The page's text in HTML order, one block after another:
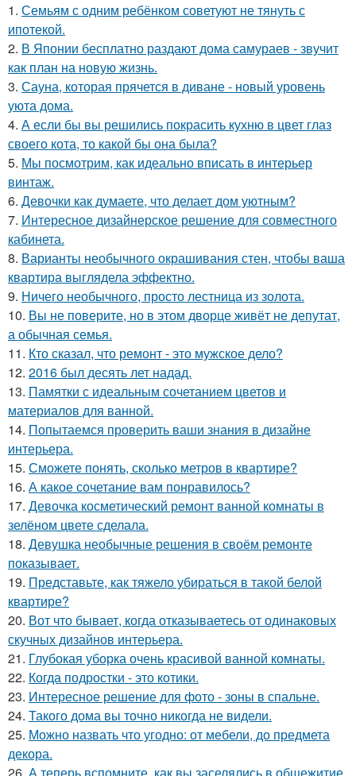
1. Семьям с одним ребёнком советуют не тянуть с
ипотекой.
2. В Японии бесплатно раздают дома самураев - звучит
как план на новую жизнь.
3. Сауна, которая прячется в диване - новый уровень
уюта дома.
4. А если бы вы решились покрасить кухню в цвет глаз
своего кота, то какой бы она была?
5. Мы посмотрим, как идеально вписать в интерьер
винтаж.
6. Девочки как думаете, что делает дом уютным?
7. Интересное дизайнерское решение для совместного
кабинета.
8. Варианты необычного окрашивания стен, чтобы ваша
квартира выглядела эффектно.
9. Ничего необычного, просто лестница из золота.
10. Вы не поверите, но в этом дворце живёт не депутат,
а обычная семья.
11. Кто сказал, что ремонт - это мужское дело?
12. 2016 был десять лет надад.
13. Памятки с идеальным сочетанием цветов и
материалов для ванной.
14. Попытаемся проверить ваши знания в дизайне
интерьера.
15. Сможете понять, сколько метров в квартире?
16. А какое сочетание вам понравилось?
17. Девочка косметический ремонт ванной комнаты в
зелёном цвете сделала.
18. Девушка необычные решения в своём ремонте
показывает.
19. Представьте, как тяжело убираться в такой белой
квартире?
20. Вот что бывает, когда отказываетесь от одинаковых
скучных дизайнов интерьера.
21. Глубокая уборка очень красивой ванной комнаты.
22. Когда подростки - это котики.
23. Интересное решение для фото - зоны в спальне.
24. Такого дома вы точно никогда не видели.
25. Можно назвать что угодно: от мебели, до предмета
декора.